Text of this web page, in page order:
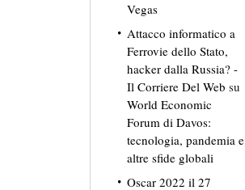
Vegas
Attacco informatico a
Ferrovie dello Stato,
hacker dalla Russia? -
Il Corriere Del Web su
World Economic
Forum di Davos:
tecnologia, pandemia e
altre sfide globali
Oscar 2022 il 27